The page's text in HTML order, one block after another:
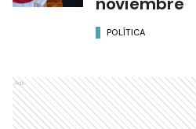
POLÍTICA
Ads